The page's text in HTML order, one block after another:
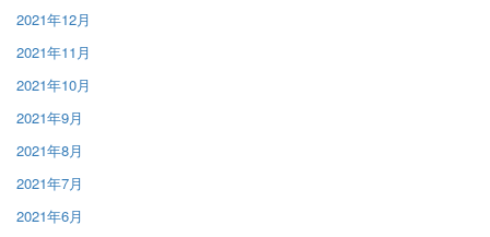
2021年12月
2021年11月
2021年10月
2021年9月
2021年8月
2021年7月
2021年6月